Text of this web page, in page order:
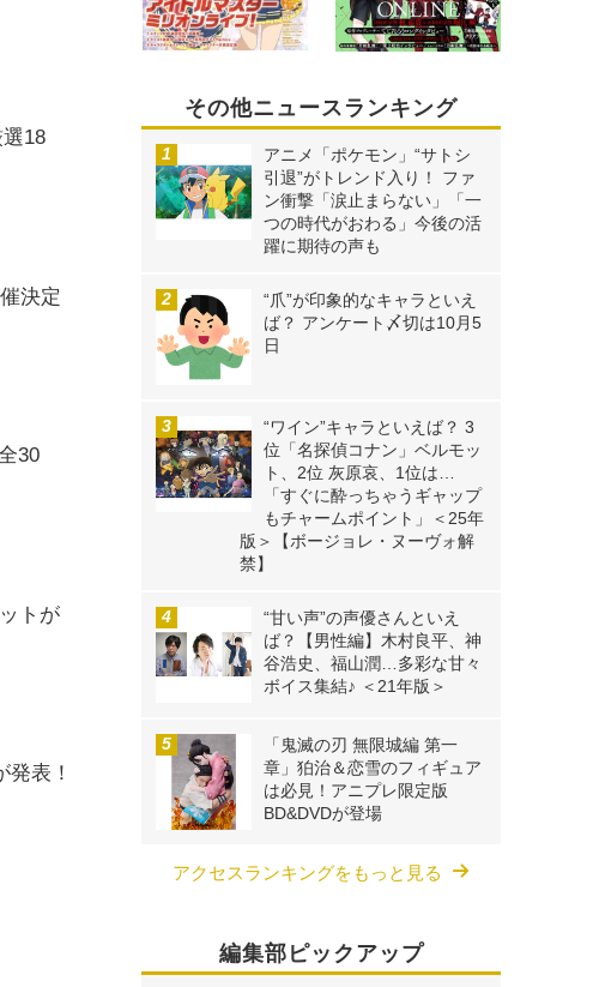
18
決定
30
トが
表！
その他ニュースランキング
アニメ「ポケモン」“サトシ
引退”がトレンド入り！ ファ
ン衝撃「涙止まらない」「一
つの時代がおわる」今後の活
躍に期待の声も
“爪”が印象的なキャラといえ
ば？ アンケート〆切は10月5
日
“ワイン”キャラといえば？ 3
位「名探偵コナン」ベルモッ
ト、2位 灰原哀、1位は…
「すぐに酔っちゃうギャップ
もチャームポイント」＜25年
版＞【ボージョレ・ヌーヴォ解
禁】
“甘い声”の声優さんといえ
ば？【男性編】木村良平、神
谷浩史、福山潤…多彩な甘々
ボイス集結♪ ＜21年版＞
「鬼滅の刃 無限城編 第一
章」狛治＆恋雪のフィギュア
は必見！アニプレ限定版
BD&DVDが登場
アクセスランキングをもっと見る
編集部ピックアップ